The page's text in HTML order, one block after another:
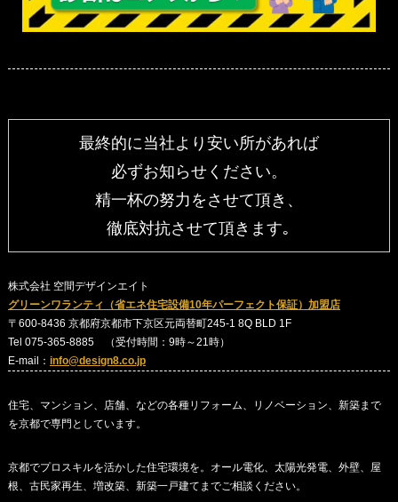
最終的に当社より安い所があれば
必ずお知らせください。
精一杯の努力をさせて頂き、
徹底対抗させて頂きます｡
株式会社 空間デザインエイト
グリーンワランティ（省エネ住宅設備10年パーフェクト保証）加盟店
〒600-8436 京都府京都市下京区元両替町245-1 8Q BLD 1F
Tel 075-365-8885 （受付時間：9時～21時）
E-mail： info@design8.co.jp
住宅、マンション、店舗、などの各種リフォーム、リノベーション、新築まで
を京都で専門としています。
京都でプロスキルを活かした住宅環境を。オール電化、太陽光発電、外壁、屋
根、古民家再生、増改築、新築一戸建てまでご相談ください。